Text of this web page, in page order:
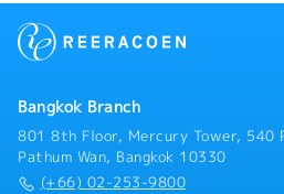
Bangkok Branch
801 8th Floor, Mercury Tower, 540
Pathum Wan, Bangkok 10330
(+66) 02-253-9800